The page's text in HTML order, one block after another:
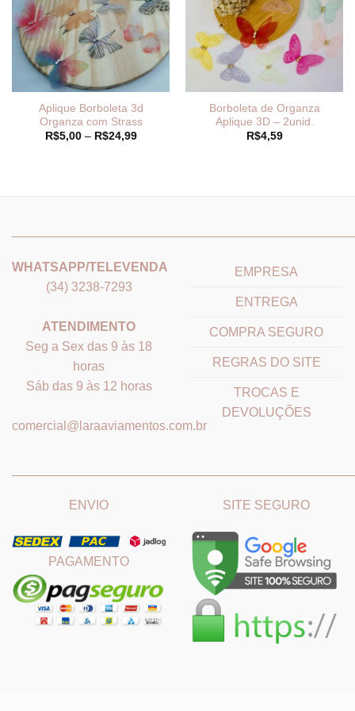
Aplique Borboleta 3d
Organza com Strass
R$5,00 – R$24,99Faixa
Borboleta de Organza
Aplique 3D – 2unid.
R$4,59
WHATSAPP/TELEVENDA
(34) 3238-7293
ATENDIMENTO
Seg a Sex das 9 às 18
horas
Sáb das 9 às 12 horas
comercial@laraaviamentos.com.br
EMPRESA
ENTREGA
COMPRA SEGURO
REGRAS DO SITE
TROCAS E
DEVOLUÇÕES
ENVIO
PAGAMENTO
SITE SEGURO